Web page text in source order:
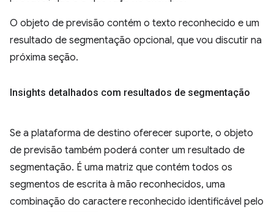
O objeto de previsão contém o texto reconhecido e um
resultado de segmentação opcional, que vou discutir na
próxima seção.
Insights detalhados com resultados de segmentação
Se a plataforma de destino oferecer suporte, o objeto
de previsão também poderá conter um resultado de
segmentação. É uma matriz que contém todos os
segmentos de escrita à mão reconhecidos, uma
combinação do caractere reconhecido identificável pelo